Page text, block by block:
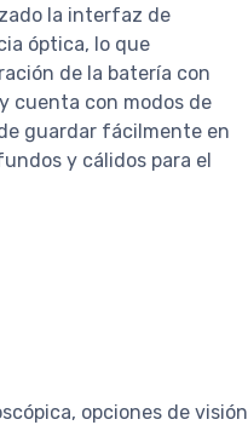
la interfaz de
óptica, lo que
de la batería con
cuenta con modos de
guardar fácilmente en
y cálidos para el
opciones de visión